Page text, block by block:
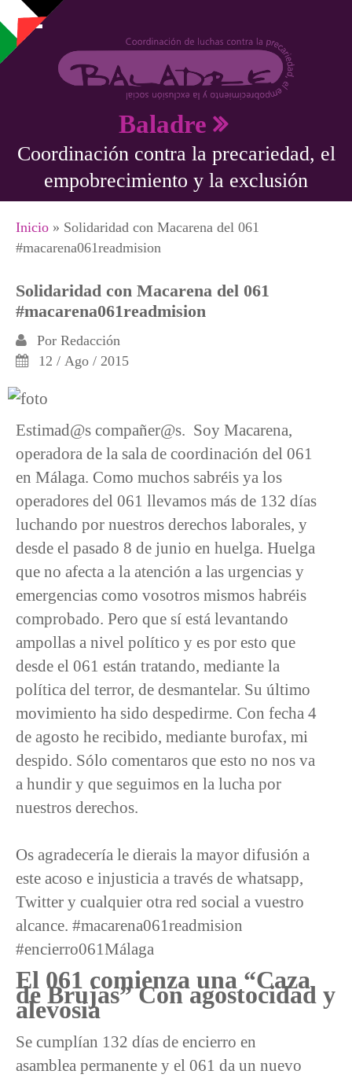
Pasar al contenido principal
Baladre
Coordinación contra la precariedad, el
empobrecimiento y la exclusión
Se encuentra usted aquí
Inicio » Solidaridad con Macarena del 061
#‎macarena061readmision‬
Solidaridad con Macarena del 061
#‎macarena061readmision‬
Por Redacción
12 / Ago / 2015
Estimad@s compañer@s. Soy Macarena,
operadora de la sala de coordinación del 061
en Málaga. Como muchos sabréis ya los
operadores del 061 llevamos más de 132 días
luchando por nuestros derechos laborales, y
desde el pasado 8 de junio en huelga. Huelga
que no afecta a la atención a las urgencias y
emergencias como vosotros mismos habréis
comprobado. Pero que sí está levantando
ampollas a nivel político y es por esto que
desde el 061 están tratando, mediante la
política del terror, de desmantelar. Su último
movimiento ha sido despedirme. Con fecha 4
de agosto he recibido, mediante burofax, mi
despido. Sólo comentaros que esto no nos va
a hundir y que seguimos en la lucha por
nuestros derechos.
Os agradecería le dierais la mayor difusión a
este acoso e injusticia a través de whatsapp,
Twitter y cualquier otra red social a vuestro
alcance. ‪#‎macarena061readmision‬
‪#‎encierro061Málaga‬
El 061 comienza una “Caza
de Brujas” Con agostocidad y
alevosia
Se cumplían 132 días de encierro en
asamblea permanente y el 061 da un nuevo